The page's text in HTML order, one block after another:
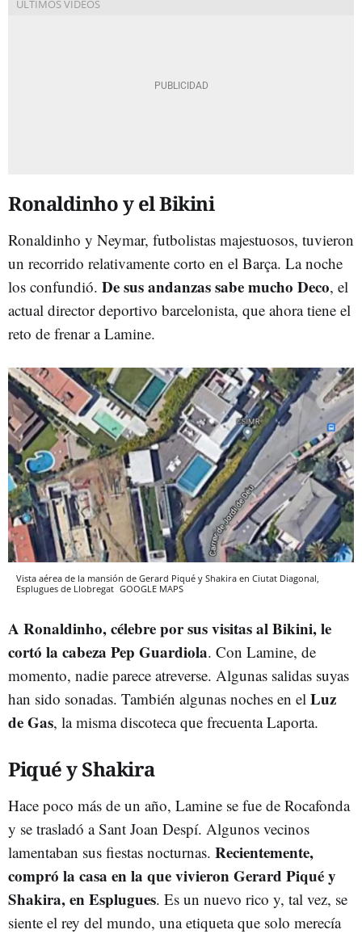
Ronaldinho y el Bikini
Ronaldinho y Neymar, futbolistas majestuosos, tuvieron
un recorrido relativamente corto en el Barça. La noche
los confundió. De sus andanzas sabe mucho Deco, el
actual director deportivo barcelonista, que ahora tiene el
reto de frenar a Lamine.
Vista aérea de la mansión de Gerard Piqué y Shakira en Ciutat Diagonal,
Esplugues de Llobregat GOOGLE MAPS
A Ronaldinho, célebre por sus visitas al Bikini, le
cortó la cabeza Pep Guardiola. Con Lamine, de
momento, nadie parece atreverse. Algunas salidas suyas
han sido sonadas. También algunas noches en el Luz
de Gas, la misma discoteca que frecuenta Laporta.
Piqué y Shakira
Hace poco más de un año, Lamine se fue de Rocafonda
y se trasladó a Sant Joan Despí. Algunos vecinos
lamentaban sus fiestas nocturnas. Recientemente,
compró la casa en la que vivieron Gerard Piqué y
Shakira, en Esplugues. Es un nuevo rico y, tal vez, se
siente el rey del mundo, una etiqueta que solo merecía